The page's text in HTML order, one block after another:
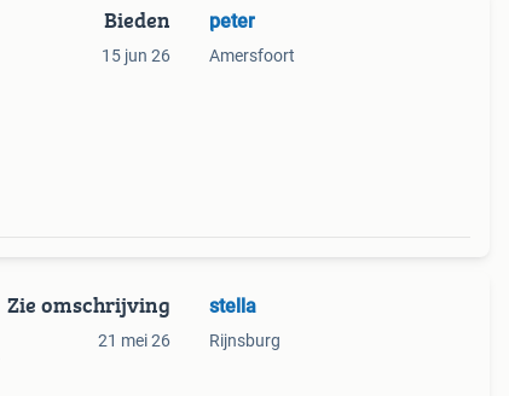
Bieden
15 jun 26
peter
Amersfoort
Zie omschrijving
21 mei 26
stella
Rijnsburg